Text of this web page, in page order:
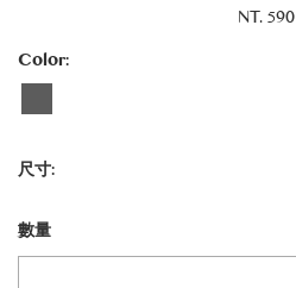
NT. 590
Color:
尺寸:
數量